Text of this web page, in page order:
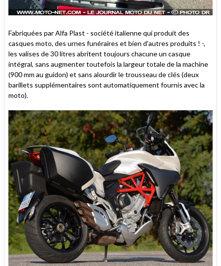
Fabriquées par Alfa Plast - société italienne qui produit des
casques moto, des urnes funéraires et bien d'autres produits ! -,
les valises de 30 litres abritent toujours chacune un casque
intégral, sans augmenter toutefois la largeur totale de la machine
(900 mm au guidon) et sans alourdir le trousseau de clés (deux
barillets supplémentaires sont automatiquement fournis avec la
moto).